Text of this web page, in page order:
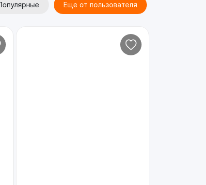
Еще от пользователя